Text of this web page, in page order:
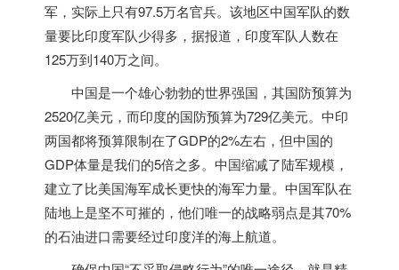
军，实际上只有97.5万名官兵。该地区中国军队的数
量要比印度军队少得多，据报道， 印度军队人数在
125万到140万之间。
中国是一个雄心勃勃的世界强国，其国防预算为
2520亿美元，而印度的国防预算为729亿美元。中印
两国都将预算限制在了GDP的2%左右，但中国的
GDP体量是我们的5倍之多。中国缩减了陆军规模，
建立了比美国海军成长更快的海军力量。 中国军队在
陆地上是坚不可摧的，他们唯一的战略弱点是其70%
的石油进口需要经过印度洋的海上航道。